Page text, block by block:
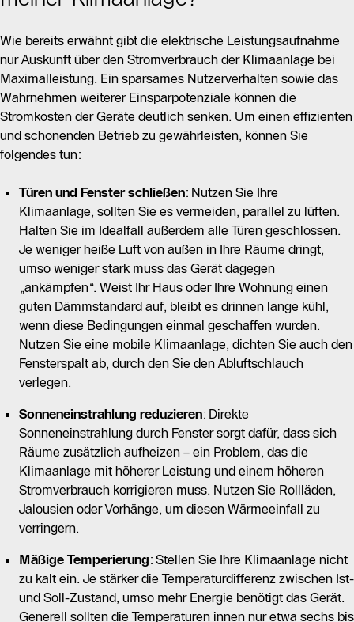
Wie bereits erwähnt gibt die elektrische Leistungsaufnahme
nur Auskunft über den Stromverbrauch der Klimaanlage bei
Maximalleistung. Ein sparsames Nutzerverhalten sowie das
Wahrnehmen weiterer Einsparpotenziale können die
Stromkosten der Geräte deutlich senken. Um einen effizienten
und schonenden Betrieb zu gewährleisten, können Sie
folgendes tun:
Türen und Fenster schließen: Nutzen Sie Ihre
Klimaanlage, sollten Sie es vermeiden, parallel zu lüften.
Halten Sie im Idealfall außerdem alle Türen geschlossen.
Je weniger heiße Luft von außen in Ihre Räume dringt,
umso weniger stark muss das Gerät dagegen
„ankämpfen“. Weist Ihr Haus oder Ihre Wohnung einen
guten Dämmstandard auf, bleibt es drinnen lange kühl,
wenn diese Bedingungen einmal geschaffen wurden.
Nutzen Sie eine mobile Klimaanlage, dichten Sie auch den
Fensterspalt ab, durch den Sie den Abluftschlauch
verlegen.
Sonneneinstrahlung reduzieren: Direkte
Sonneneinstrahlung durch Fenster sorgt dafür, dass sich
Räume zusätzlich aufheizen – ein Problem, das die
Klimaanlage mit höherer Leistung und einem höheren
Stromverbrauch korrigieren muss. Nutzen Sie Rollläden,
Jalousien oder Vorhänge, um diesen Wärmeeinfall zu
verringern.
Mäßige Temperierung: Stellen Sie Ihre Klimaanlage nicht
zu kalt ein. Je stärker die Temperaturdifferenz zwischen Ist-
und Soll-Zustand, umso mehr Energie benötigt das Gerät.
Generell sollten die Temperaturen innen nur etwa sechs bis